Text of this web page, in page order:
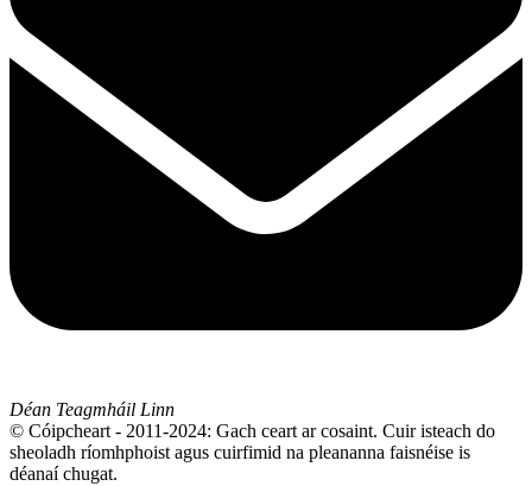
Déan Teagmháil Linn
© Cóipcheart - 2011-2024: Gach ceart ar cosaint. Cuir isteach do
sheoladh ríomhphoist agus cuirfimid na pleananna faisnéise is
déanaí chugat.